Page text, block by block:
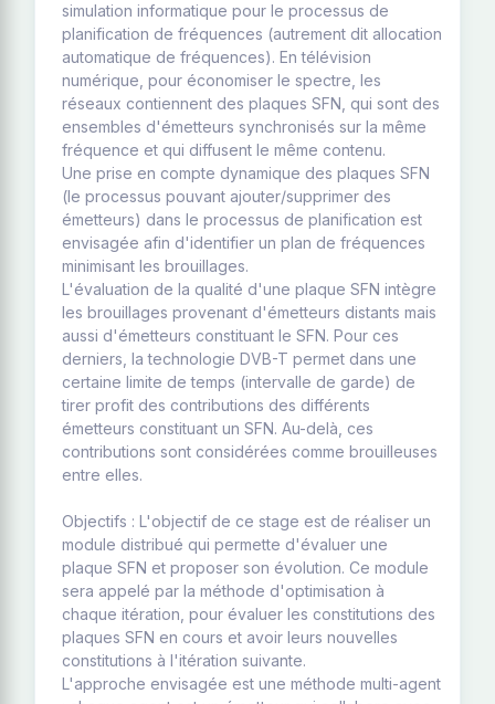
simulation informatique pour le processus de
planification de fréquences (autrement dit allocation
automatique de fréquences). En télévision
numérique, pour économiser le spectre, les
réseaux contiennent des plaques SFN, qui sont des
ensembles d'émetteurs synchronisés sur la même
fréquence et qui diffusent le même contenu.
Une prise en compte dynamique des plaques SFN
(le processus pouvant ajouter/supprimer des
émetteurs) dans le processus de planification est
envisagée afin d'identifier un plan de fréquences
minimisant les brouillages.
L'évaluation de la qualité d'une plaque SFN intègre
les brouillages provenant d'émetteurs distants mais
aussi d'émetteurs constituant le SFN. Pour ces
derniers, la technologie DVB-T permet dans une
certaine limite de temps (intervalle de garde) de
tirer profit des contributions des différents
émetteurs constituant un SFN. Au-delà, ces
contributions sont considérées comme brouilleuses
entre elles.
Objectifs : L'objectif de ce stage est de réaliser un
module distribué qui permette d'évaluer une
plaque SFN et proposer son évolution. Ce module
sera appelé par la méthode d'optimisation à
chaque itération, pour évaluer les constitutions des
plaques SFN en cours et avoir leurs nouvelles
constitutions à l'itération suivante.
L'approche envisagée est une méthode multi-agent